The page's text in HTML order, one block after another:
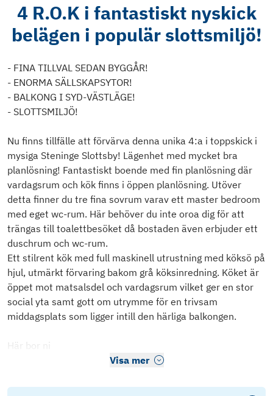
4 R.O.K i fantastiskt nyskick
belägen i populär slottsmiljö!
- FINA TILLVAL SEDAN BYGGÅR!
- ENORMA SÄLLSKAPSYTOR!
- BALKONG I SYD-VÄSTLÄGE!
- SLOTTSMILJÖ!
Nu finns tillfälle att förvärva denna unika 4:a i toppskick i
mysiga Steninge Slottsby! Lägenhet med mycket bra
planlösning! Fantastiskt boende med fin planlösning där
vardagsrum och kök finns i öppen planlösning. Utöver
detta finner du tre fina sovrum varav ett master bedroom
med eget wc-rum. Här behöver du inte oroa dig för att
trängas till toalettbesöket då bostaden även erbjuder ett
duschrum och wc-rum.
Ett stilrent kök med full maskinell utrustning med köksö på
hjul, utmärkt förvaring bakom grå köksinredning. Köket är
öppet mot matsalsdel och vardagsrum vilket ger en stor
social yta samt gott om utrymme för en trivsam
middagsplats som ligger intill den härliga balkongen.
Här bor ni
Visa mer